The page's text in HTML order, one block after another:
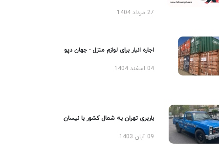
27 مرداد 1404
اجاره انبار برای لوازم منزل - جهان دپو
04 اسفند 1404
باربری تهران به شمال کشور با نیسان
09 آبان 1403